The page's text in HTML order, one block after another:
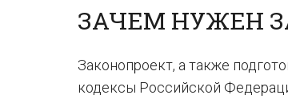
ЗАЧЕМ НУЖЕН
Законопроект, а также
кодексы Российской